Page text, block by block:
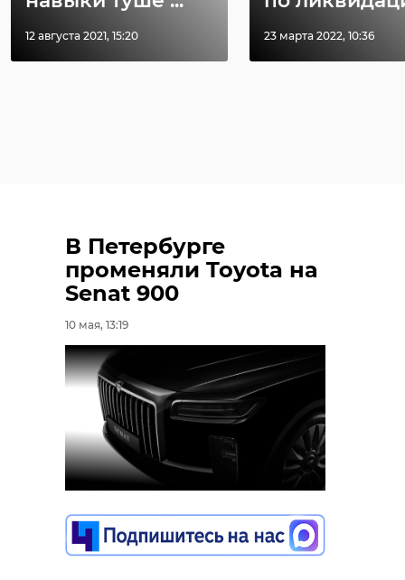
12 августа 2021, 15:20 23 марта 2022, 10:36
В Петербурге
променяли Toyota на
Senat 900
10 мая, 13:19